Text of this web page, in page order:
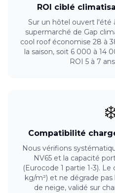
ROI ciblé
Sur un hôtel ouvert l'été
supermarché de Gap
cool roof économise 28 à
la saison, soit 6 000 à 14
ROI 5 à 7
Compatibilité
Nous vérifions
NV65 et la capacité
(Eurocode 1 partie 1-3).
kg/m²) et ne dégrade
de neige, validé sur